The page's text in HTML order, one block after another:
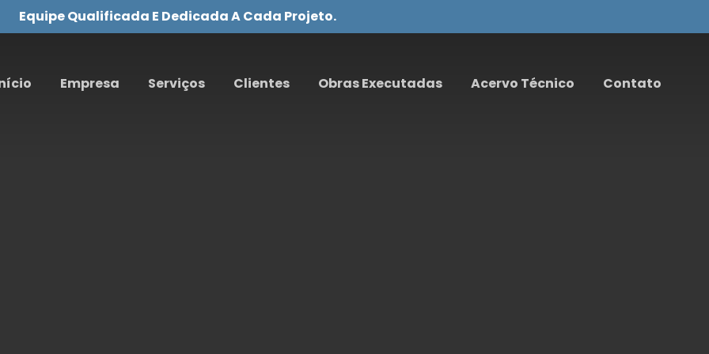
Equipe Qualificada E Dedicada A Cada Projeto.
Empresa Serviços Clientes Obras Executadas Acervo Técnico Contato